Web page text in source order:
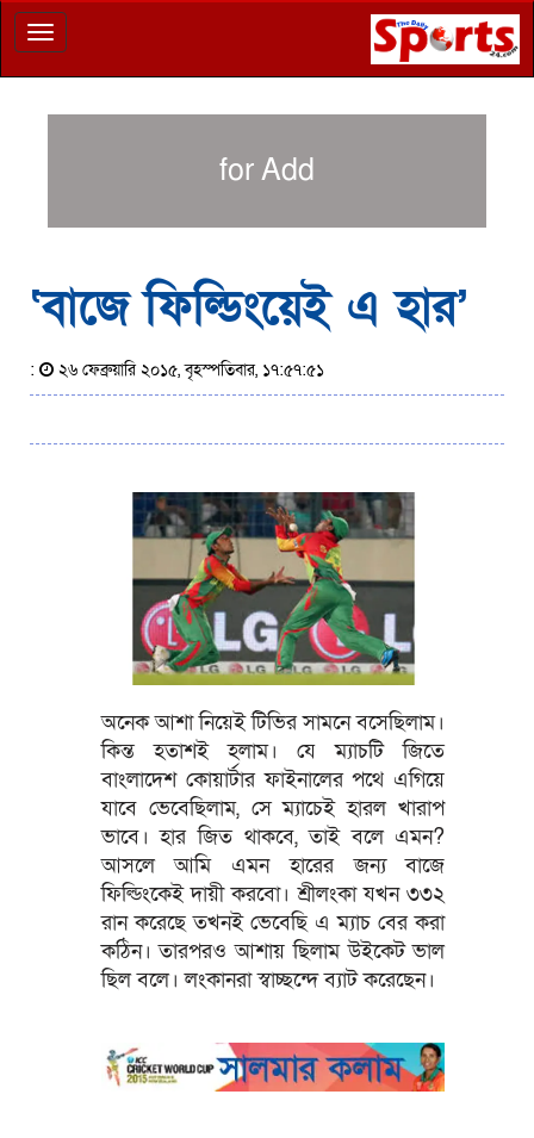
Toggle
navigation
for Add
‘বাজে ফিল্ডিংয়েই এ হার’
: ২৬ ফেব্রুয়ারি ২০১৫, বৃহস্পতিবার, ১৭:৫৭:৫১
অনেক আশা নিয়েই টিভির সামনে বসেছিলাম।
কিন্ত হতাশই হলাম। যে ম্যাচটি জিতে
বাংলাদেশ কোয়ার্টার ফাইনালের পথে এগিয়ে
যাবে ভেবেছিলাম, সে ম্যাচেই হারল খারাপ
ভাবে। হার জিত থাকবে, তাই বলে এমন?
আসলে আমি এমন হারের জন্য বাজে
ফিল্ডিংকেই দায়ী করবো। শ্রীলংকা যখন ৩৩২
রান করেছে তখনই ভেবেছি এ ম্যাচ বের করা
কঠিন। তারপরও আশায় ছিলাম উইকেট ভাল
ছিল বলে। লংকানরা স্বাচ্ছন্দে ব্যাট করেছেন।